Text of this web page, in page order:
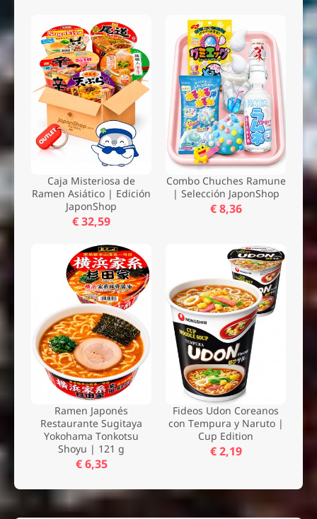
Caja Misteriosa de
Ramen Asiático | Edición
JaponShop
€ 32,59
Combo Chuches Ramune
| Selección JaponShop
€ 8,36
Ramen Japonés
Restaurante Sugitaya
Yokohama Tonkotsu
Shoyu | 121 g
€ 6,35
Fideos Udon Coreanos
con Tempura y Naruto |
Cup Edition
€ 2,19